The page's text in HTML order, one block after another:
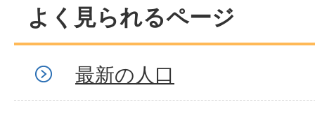
よく見られるページ
最新の人口